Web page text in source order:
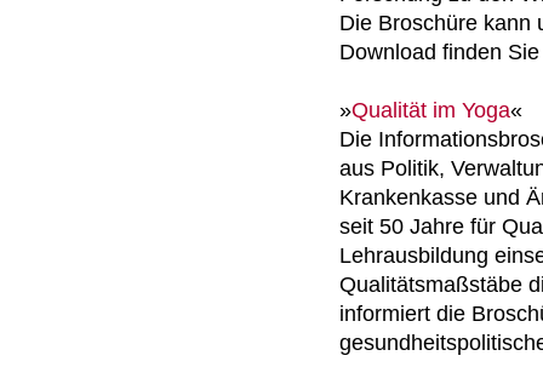
Die Broschüre kann
Download finden
»Qualität im Yoga«
Die
aus Politik,
Krankenkasse und
seit 50 Jahre für
Lehrausbildung
Qualitätsmaßstäbe
informiert die